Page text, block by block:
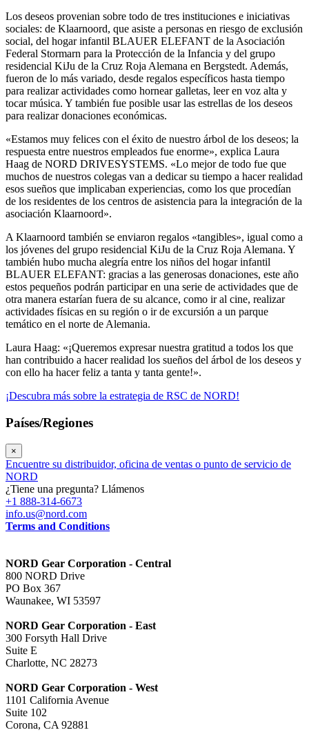
Los deseos provenian sobre todo de tres instituciones e iniciativas
sociales: de Klaarnoord, que asiste a personas en riesgo de exclusión
social, del hogar infantil BLAUER ELEFANT de la Asociación
Federal Stormarn para la Protección de la Infancia y del grupo
residencial KiJu de la Cruz Roja Alemana en Bergstedt. Además,
fueron de lo más variado, desde regalos específicos hasta tiempo
para realizar actividades como hornear galletas, leer en voz alta y
tocar música. Y también fue posible usar las estrellas de los deseos
para realizar donaciones económicas.
«Estamos muy felices con el éxito de nuestro árbol de los deseos; la
respuesta entre nuestros empleados fue enorme», explica Laura
Haag de NORD DRIVESYSTEMS. «Lo mejor de todo fue que
muchos de nuestros colegas van a dedicar su tiempo a hacer realidad
esos sueños que implicaban experiencias, como los que procedían
de los residentes de los centros de asistencia para la integración de la
asociación Klaarnoord».
A Klaarnoord también se enviaron regalos «tangibles», igual como a
los jóvenes del grupo residencial KiJu de la Cruz Roja Alemana. Y
también hubo mucha alegría entre los niños del hogar infantil
BLAUER ELEFANT: gracias a las generosas donaciones, este año
estos pequeños podrán participar en una serie de actividades que de
otra manera estarían fuera de su alcance, como ir al cine, realizar
actividades físicas en su región o ir de excursión a un parque
temático en el norte de Alemania.
Laura Haag: «¡Queremos expresar nuestra gratitud a todos los que
han contribuido a hacer realidad los sueños del árbol de los deseos y
con ello ha hacer feliz a tanta y tanta gente!».
¡Descubra más sobre la estrategia de RSC de NORD!
Países/Regiones
×
Encuentre su distribuidor, oficina de ventas o punto de servicio de
NORD
¿Tiene una pregunta? Llámenos
+1 888-314-6673
info.us@nord.com
Terms and Conditions
NORD Gear Corporation - Central
800 NORD Drive
PO Box 367
Waunakee, WI 53597
NORD Gear Corporation - East
300 Forsyth Hall Drive
Suite E
Charlotte, NC 28273
NORD Gear Corporation - West
1101 California Avenue
Suite 102
Corona, CA 92881